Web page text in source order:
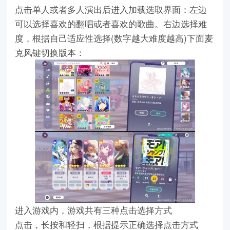
点击单人或者多人演出后进入加载选取界面：左边
可以选择喜欢的翻唱或者喜欢的歌曲。右边选择难
度，根据自己适应性选择(数字越大难度越高)下面麦
克风键切换版本：
进入游戏内，游戏共有三种点击选择方式
点击，长按和轻扫，根据提示正确选择点击方式